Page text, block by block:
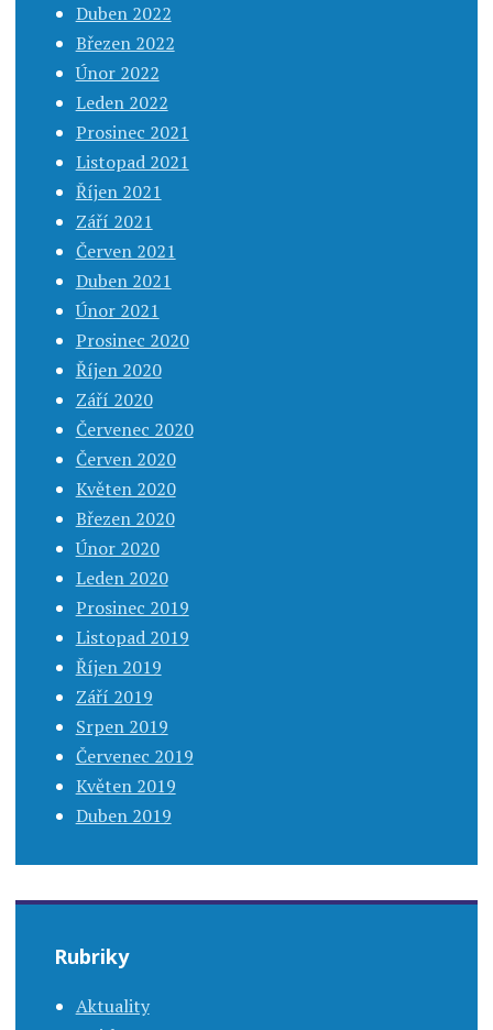
Duben 2022
Březen 2022
Únor 2022
Leden 2022
Prosinec 2021
Listopad 2021
Říjen 2021
Září 2021
Červen 2021
Duben 2021
Únor 2021
Prosinec 2020
Říjen 2020
Září 2020
Červenec 2020
Červen 2020
Květen 2020
Březen 2020
Únor 2020
Leden 2020
Prosinec 2019
Listopad 2019
Říjen 2019
Září 2019
Srpen 2019
Červenec 2019
Květen 2019
Duben 2019
Rubriky
Aktuality